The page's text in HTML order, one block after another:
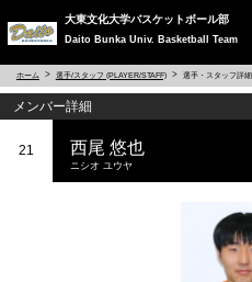
大東文化大学バスケットボール部
Daito Bunka Univ. Basketball Team
ホーム 選手/スタッフ (PLAYER/STAFF) 選手・スタッフ詳細
メンバー詳細
21 西尾 悠也
ニシオ ユウヤ